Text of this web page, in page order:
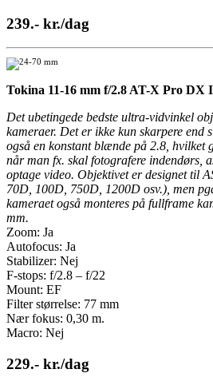
239.- kr./dag
Tokina 11-16 mm f/2.8 AT-X Pro
Det ubetingede bedste ultra-vidvinkel
kameraer. Det er ikke kun skarpere end
også en konstant blænde på 2.8, hvilket
når man fx. skal fotografere indendørs,
optage video. Objektivet er designet til
70D, 100D, 750D, 1200D osv.), men
kameraet også monteres på fullframe
mm.
Zoom: Ja
Autofocus: Ja
Stabilizer: Nej
F-stops: f/2.8 – f/22
Mount: EF
Filter størrelse: 77 mm
Nær fokus: 0,30 m.
Macro: Nej
229.- kr./dag